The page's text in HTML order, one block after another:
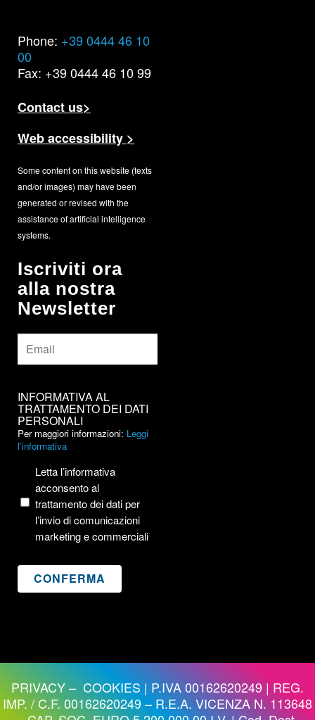
Phone: +39 0444 46 10
00
Fax: +39 0444 46 10 99
Contact us>
Web accessibility >
Some content on this website (texts
and/or images) may have been
generated or revised with the
assistance of artificial intelligence
systems.
Iscriviti ora
alla nostra
Newsletter
Email
AL
TRATTAMENTO
DEI
DATI
PERSONALI
INFORMATIVA AL
TRATTAMENTO DEI DATI
PERSONALI
Per maggiori informazioni: Leggi
l’informativa
Letta l’informativa
acconsento al
trattamento dei dati per
l’invio di comunicazioni
marketing e commerciali
PRIVACY– COOKIES | P.IVA 00162620249 | REG.
IMP. / C.F. 00162620249 – R.E.A. VICENZA N. 113648